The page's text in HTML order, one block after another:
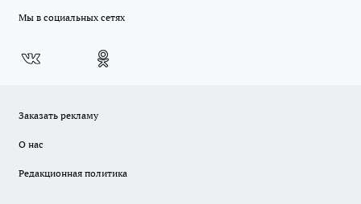
Мы в социальных сетях
Заказать рекламу
О нас
Редакционная политика